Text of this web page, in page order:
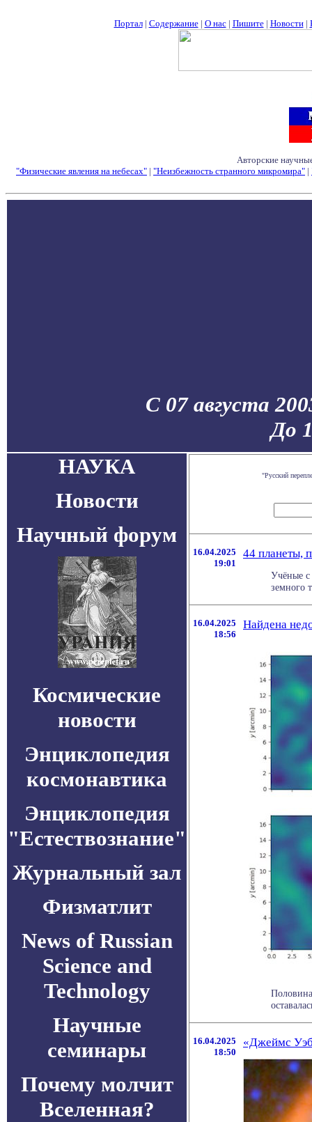
Портал| Содержание| О нас| Пишите| Новости|
Авторские
"Физические явления на небесах" | "Неизбежность странного микромира" |
С 07 августа
До
НАУКА
Новости
Научный форум
Космические
новости
Энциклопедия
космонавтика
Энциклопедия
"Естествознание"
Журнальный зал
Физматлит
News of Russian
Science and
Technology
Научные
семинары
Почему молчит
Вселенная?
"Русский
16.04.2025
19:01
44 планеты,
Учёные с
земного
16.04.2025
18:56
Найдена
16.04.2025
18:50
«Джеймс